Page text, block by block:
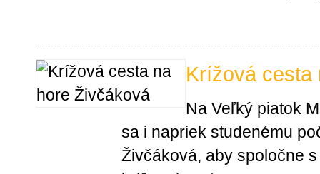
Krížová cesta
Na Veľký piatok
sa i napriek studenému
Živčáková, aby spoločne